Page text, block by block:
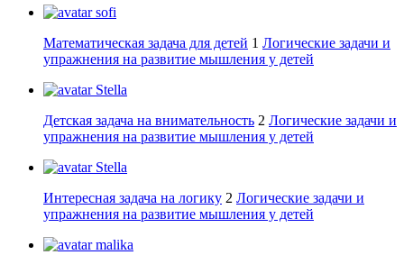
sofi
Математическая задача для детей 1 Логические задачи и
упражнения на развитие мышления у детей
Stella
Детская задача на внимательность 2 Логические задачи и
упражнения на развитие мышления у детей
Stella
Интересная задача на логику 2 Логические задачи и
упражнения на развитие мышления у детей
malika